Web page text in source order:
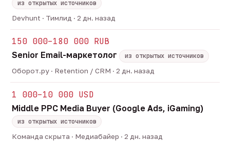
из открытых источников
Devhunt · Тимлид · 2 дн. назад
150 000–180 000 RUB
Senior Email-маркетолог
из открытых источников
Оборот.ру · Retention / CRM · 2 дн. назад
1 000–10 000 USD
Middle PPC Media Buyer (Google Ads, iGaming)
из открытых источников
Команда скрыта · Медиабайер · 2 дн. назад